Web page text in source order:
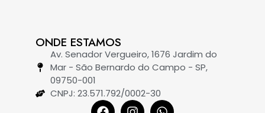
ONDE ESTAMOS
Av. Senador Vergueiro, 1676 Jardim do
Mar - São Bernardo do Campo - SP,
09750-001
CNPJ: 23.571.792/0002-30